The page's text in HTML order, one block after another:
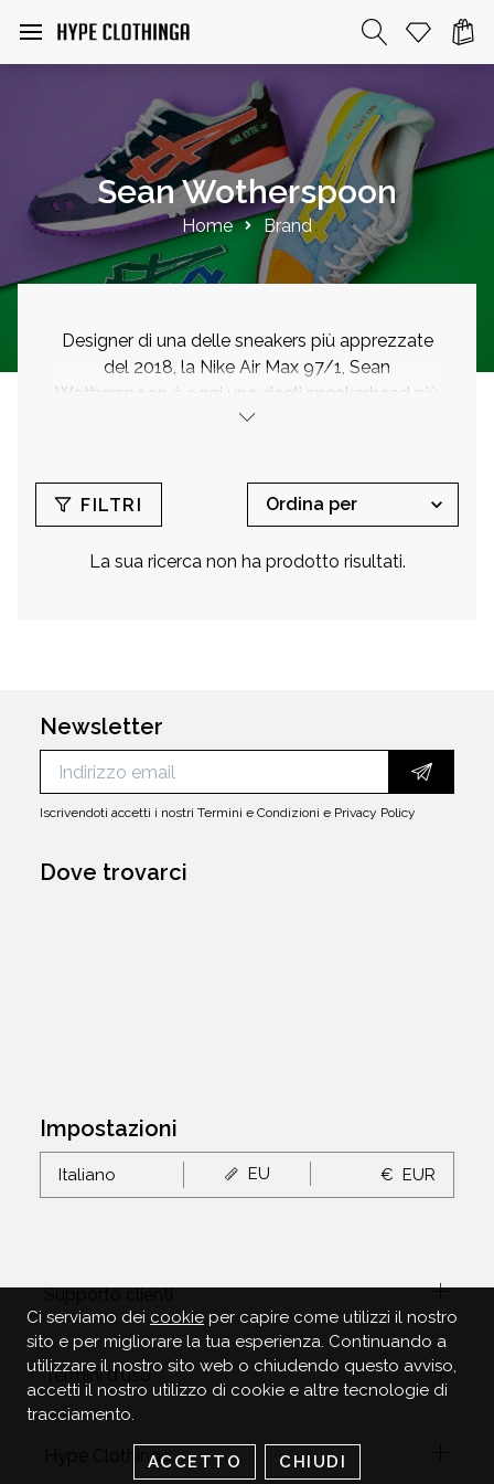
Sean Wotherspoon
Home Brand
Designer di una delle sneakers più apprezzate
del 2018, la Nike Air Max 97/1, Sean
Wotherspoon è oggi uno degli sneakerhead più
famosi del pianeta. Noto per aver co-fondato
materia porta Sean ad approdare a Nike e a
dare vita ad una fortunata collaborazione.
FILTRI
La sua ricerca non ha prodotto risultati.
Newsletter
Iscrivendoti accetti i nostri Termini e Condizioni e Privacy Policy
Dove trovarci
Impostazioni
Italiano EU € EUR
Supporto clienti
Termini d'uso
Hype Clothinga
Ci serviamo dei cookie per capire come utilizzi il nostro
sito e per migliorare la tua esperienza. Continuando a
utilizzare il nostro sito web o chiudendo questo avviso,
accetti il nostro utilizzo di cookie e altre tecnologie di
tracciamento.
ACCETTO CHIUDI